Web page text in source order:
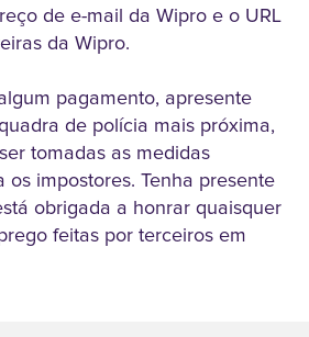
de e-mail da Wipro e o URL
da Wipro.
pagamento, apresente
de polícia mais próxima,
tomadas as medidas
os impostores. Tenha presente
obrigada a honrar quaisquer
feitas por terceiros em